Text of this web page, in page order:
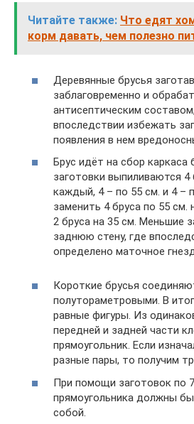
Читайте также: Что едят
корм давать, чем полезно
Деревянные брусья
заблаговременно и
антисептическим
впоследствии избежать
появления в нем
Брус идёт на сбор каркаса
заготовки выпиливаются 4
каждый, 4 – по 55 см. и 4 –
заменить 4 бруса по 55 см.
2 бруса на 35 см. Меньшие
заднюю стену, где
определено маточное
Короткие брусья
полутораметровыми. В
равные фигуры. Из
передней и задней части
прямоугольник. Если
разные пары, то получим
При помощи заготовок по
прямоугольника должны
собой.